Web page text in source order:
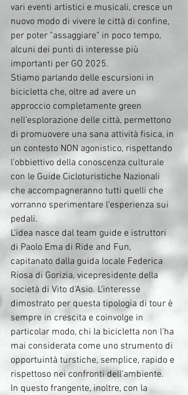
vari eventi artistici e musicali, cresce un
nuovo modo di vivere le città di confine,
per poter "assaggiare" in poco tempo,
alcuni dei punti di interesse più
importanti per GO 2025.
Stiamo parlando delle escursioni in
bicicletta che, oltre ad avere un
approccio completamente green
nell'esplorazione delle città, permettono
di promuovere una sana attività fisica, in
un contesto NON agonistico, rispettando
l'obbiettivo della conoscenza culturale
con le Guide Cicloturistiche Nazionali
che accompagneranno tutti quelli che
vorranno sperimentare l'esperienza sui
pedali.
L'idea nasce dal team guide e istruttori
di Paolo Ema di Ride and Fun,
capitanato dalla guida locale Federica
Riosa di Gorizia, vicepresidente della
società di Vito d'Asio. L'interesse
dimostrato per questa tipologia di tour è
sempre in crescita e coinvolge in
particolar modo, chi la bicicletta non l'ha
mai considerata come uno strumento di
opportuintà turstiche, semplice, rapido e
rispettoso nei confronti dell'ambiente.
In questo frangente, inoltre, con la